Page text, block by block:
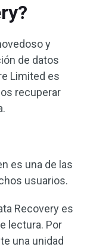
y
de datos
Limited es
recuperar
es una de las
usuarios.
Recovery es
lectura. Por
una unidad